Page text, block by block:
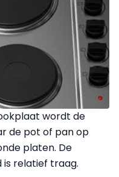
wordt de
de pot of pan op
platen. De
relatief traag.